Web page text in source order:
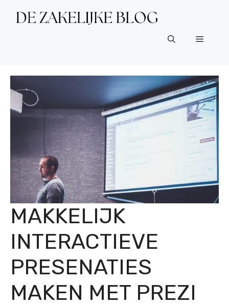
Menu
MAKKELIJK
INTERACTIEVE
PRESENATIES
MAKEN MET PREZI